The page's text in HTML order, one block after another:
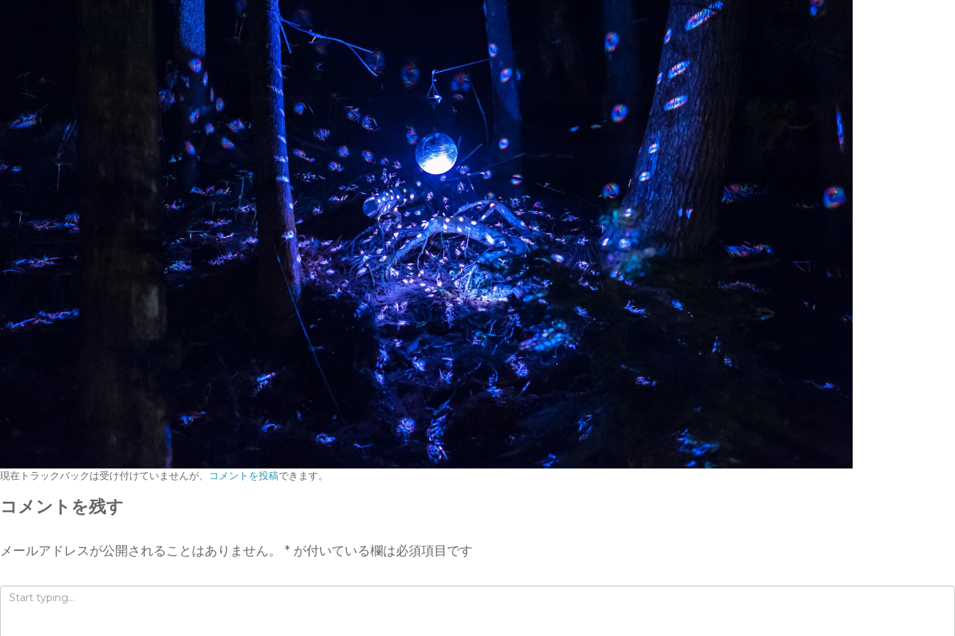
現在トラックバックは受け付けていませんが、 コメントを投稿できます。
コメントを残す
メールアドレスが公開されることはありません。 * が付いている欄は必須項目です